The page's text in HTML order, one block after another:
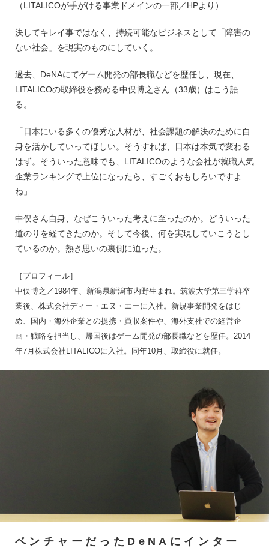
（LITALICOが手がける事業ドメインの一部／HPより）
決してキレイ事ではなく、持続可能なビジネスとして「障害の
ない社会」を現実のものにしていく。
過去、DeNAにてゲーム開発の部長職などを歴任し、現在、
LITALICOの取締役を務める中俣博之さん（33歳）はこう語
る。
「日本にいる多くの優秀な人材が、社会課題の解決のために自
身を活かしていってほしい。そうすれば、日本は本気で変わる
はず。そういった意味でも、LITALICOのような会社が就職人気
企業ランキングで上位になったら、すごくおもしろいですよ
ね」
中俣さん自身、なぜこういった考えに至ったのか。どういった
道のりを経てきたのか。そして今後、何を実現していこうとし
ているのか。熱き思いの裏側に迫った。
［プロフィール］
中俣博之／1984年、新潟県新潟市内野生まれ。筑波大学第三学群卒
業後、株式会社ディー・エヌ・エーに入社。新規事業開発をはじ
め、国内・海外企業との提携・買収案件や、海外支社での経営企
画・戦略を担当し、帰国後はゲーム開発の部長職などを歴任。2014
年7月株式会社LITALICOに入社。同年10月、取締役に就任。
ベンチャーだったDeNAにインター